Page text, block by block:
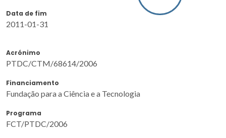
Data de fim
2011-01-31
Acrónimo
PTDC/CTM/68614/2006
Financiamento
Fundação para a Ciência e a Tecnologia
Programa
FCT/PTDC/2006